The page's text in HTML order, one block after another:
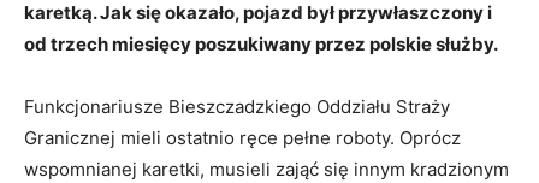
karetką. Jak się okazało, pojazd był przywłaszczony i
od trzech miesięcy poszukiwany przez polskie służby.
Funkcjonariusze Bieszczadzkiego Oddziału Straży
Granicznej mieli ostatnio ręce pełne roboty. Oprócz
wspomnianej karetki, musieli zająć się innym kradzionym